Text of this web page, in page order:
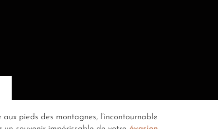
pieds des montagnes, l’incontournable